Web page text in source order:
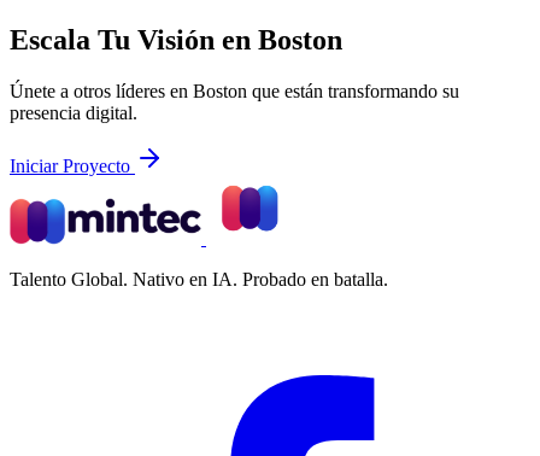
Escala Tu Visión en Boston
Únete a otros líderes en Boston que están transformando su
presencia digital.
Iniciar Proyecto
Talento Global. Nativo en IA. Probado en batalla.